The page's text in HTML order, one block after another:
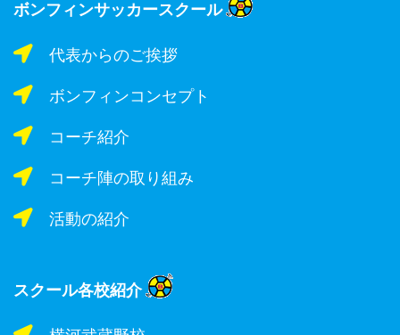
ボンフィンサッカースクール
代表からのご挨拶
ボンフィンコンセプト
コーチ紹介
コーチ陣の取り組み
活動の紹介
スクール各校紹介